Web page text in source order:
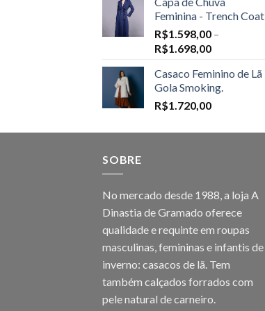
Feminina - Trench Coat
R$1.598,00 –
R$1.698,00Price
R$1.598,00
through
R$1.698,00
Casaco Feminino de Lã
Gola Smoking.
R$1.720,00
SOBRE
No mercado desde 1988, a loja A
Dinastia de Gramado oferece
qualidade e requinte em roupas
masculinas, femininas e infantis de
inverno: casacos de lã. Tem
também calçados forrados com
pele natural de carneiro.